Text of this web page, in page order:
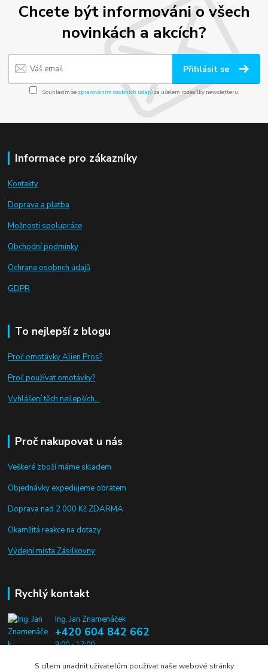
Chcete být informováni o všech
novinkách a akcích?
Přihlásit se
Souhlasím se zpracováním osobních údajůza účelem rozesílky newsletteru.
Informace pro zákazníky
Kontakty
Doprava a platba
Možnosti spolupráce
Obchodní podmínky
Ochrana osobnch údajů
GDPR
To nejlepší z blogu
Proč omotávky Alien Pros?
Proč používat omotávky?
Vyhlášení těch nejlepších...
Proč nakupovat u nás
Veškeré zboží máme skladem
Objednávky expedujeme obratem
Doprava nad 2 000 Kč ZDARMA
Okamžitá reakce na dotazy
Výdejní místa Zásilkovny
Rychlý kontakt
Ing. Jan Znamenáček
+420 604 842 662
9:00 - 17:00
info@alien-pros.cz
S cílem unadnit uživatelům používat naše webové stránky